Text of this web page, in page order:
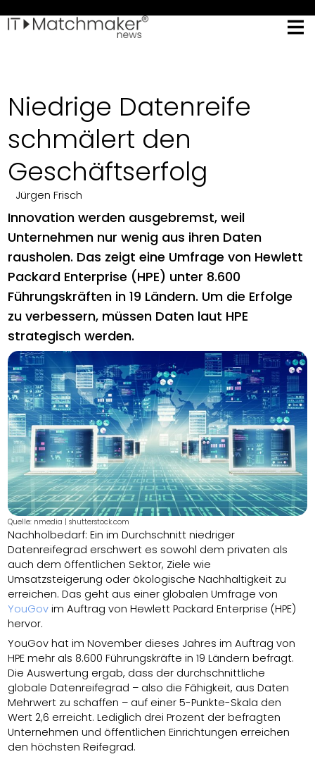
Niedrige Datenreife
schmälert den
Geschäftserfolg
Jürgen Frisch
Innovation werden ausgebremst, weil
Unternehmen nur wenig aus ihren Daten
rausholen. Das zeigt eine Umfrage von Hewlett
Packard Enterprise (HPE) unter 8.600
Führungskräften in 19 Ländern. Um die Erfolge
zu verbessern, müssen Daten laut HPE
strategisch werden.
Quelle: nmedia | shutterstock.com
Nachholbedarf: Ein im Durchschnitt niedriger
Datenreifegrad erschwert es sowohl dem privaten als
auch dem öffentlichen Sektor, Ziele wie
Umsatzsteigerung oder ökologische Nachhaltigkeit zu
erreichen. Das geht aus einer globalen Umfrage von
YouGov im Auftrag von Hewlett Packard Enterprise (HPE)
hervor.
YouGov hat im November dieses Jahres im Auftrag von
HPE mehr als 8.600 Führungskräfte in 19 Ländern befragt.
Die Auswertung ergab, dass der durchschnittliche
globale Datenreifegrad – also die Fähigkeit, aus Daten
Mehrwert zu schaffen – auf einer 5-Punkte-Skala den
Wert 2,6 erreicht. Lediglich drei Prozent der befragten
Unternehmen und öffentlichen Einrichtungen erreichen
den höchsten Reifegrad.